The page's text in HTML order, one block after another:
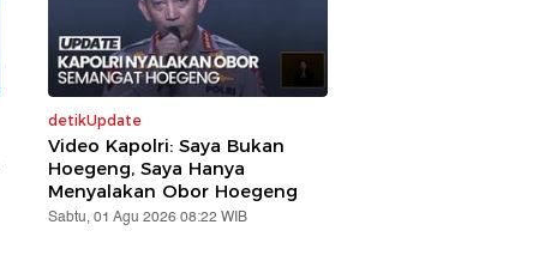
detikUpdate
Video Kapolri: Saya Bukan
Hoegeng, Saya Hanya
Menyalakan Obor Hoegeng
Sabtu, 01 Agu 2026 08:22 WIB